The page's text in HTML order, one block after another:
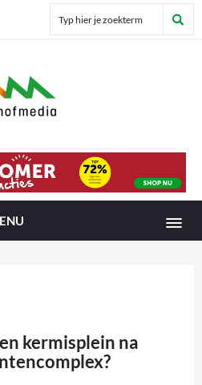
kermisplein na